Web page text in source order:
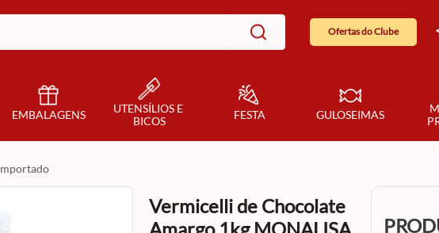
Ofertas do Clube
EMBALAGENS
UTENSÍLIOS E
BICOS
FESTA GULOSEIMAS
importado
Vermicelli de Chocolate